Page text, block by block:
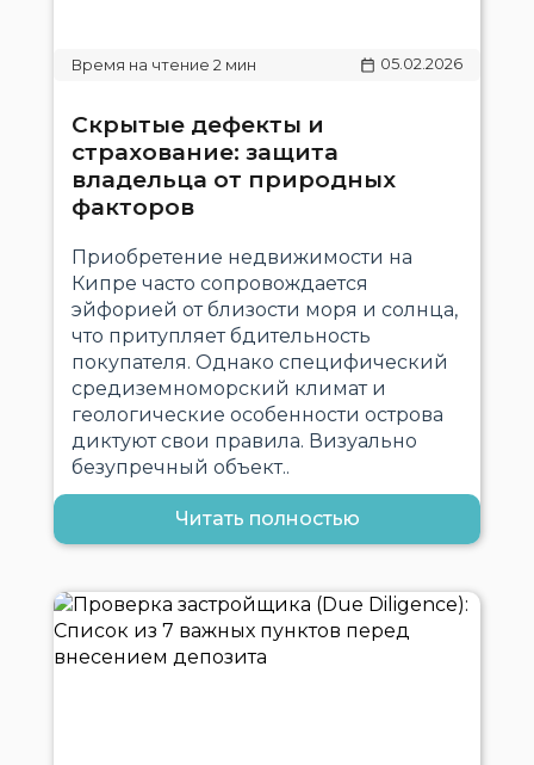
05.02.2026
Скрытые дефекты и
страхование: защита
владельца от природных
факторов
Приобретение недвижимости на
Кипре часто сопровождается
эйфорией от близости моря и солнца,
что притупляет бдительность
покупателя. Однако специфический
средиземноморский климат и
геологические особенности острова
диктуют свои правила. Визуально
безупречный объект..
Читать полностью